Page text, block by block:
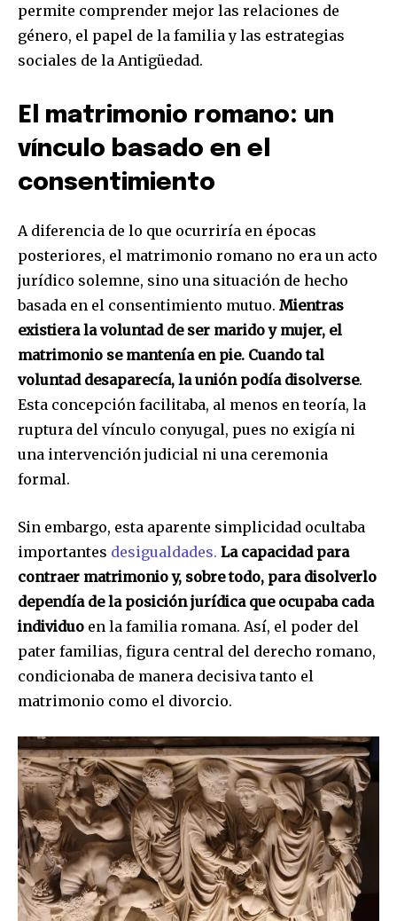
permite comprender mejor las relaciones de
género, el papel de la familia y las estrategias
sociales de la Antigüedad.
El matrimonio romano: un
vínculo basado en el
consentimiento
A diferencia de lo que ocurriría en épocas
posteriores, el matrimonio romano no era un acto
jurídico solemne, sino una situación de hecho
basada en el consentimiento mutuo. Mientras
existiera la voluntad de ser marido y mujer, el
matrimonio se mantenía en pie. Cuando tal
voluntad desaparecía, la unión podía disolverse.
Esta concepción facilitaba, al menos en teoría, la
ruptura del vínculo conyugal, pues no exigía ni
una intervención judicial ni una ceremonia
formal.
Sin embargo, esta aparente simplicidad ocultaba
importantes desigualdades. La capacidad para
contraer matrimonio y, sobre todo, para disolverlo
dependía de la posición jurídica que ocupaba cada
individuo en la familia romana. Así, el poder del
pater familias, figura central del derecho romano,
condicionaba de manera decisiva tanto el
matrimonio como el divorcio.